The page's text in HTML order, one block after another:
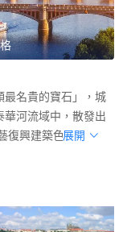
最名貴的寶石」，城
河流域中，散發出
復興建築色彩。
展開